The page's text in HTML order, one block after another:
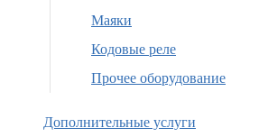
Маяки
Кодовые реле
Прочее оборудование
Дополнительные услуги